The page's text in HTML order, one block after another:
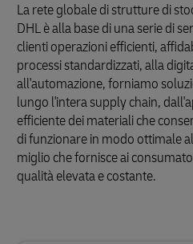
La rete globale di strutture di
DHL è alla base di una serie di
clienti operazioni efficienti,
processi standardizzati, alla
all'automazione, forniamo
lungo l'intera supply chain,
efficiente dei materiali che
di funzionare in modo ottimale
miglio che fornisce ai
qualità elevata e costante.